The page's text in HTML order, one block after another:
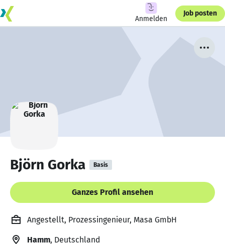
Anmelden
Job posten
Björn Gorka Basis
Ganzes Profil ansehen
Angestellt, Prozessingenieur, Masa GmbH
Hamm, Deutschland